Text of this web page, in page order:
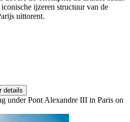
ijzeren structuur van de
uittorent.
details
under Pont Alexandre III in Paris on